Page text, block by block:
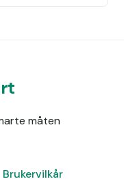
måten
Brukervilkår